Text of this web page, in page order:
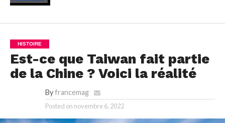
HISTOIRE
Est-ce que Taiwan fait partie
de la Chine ? Voici la réalité
By francemag
Posted on novembre 6, 2022